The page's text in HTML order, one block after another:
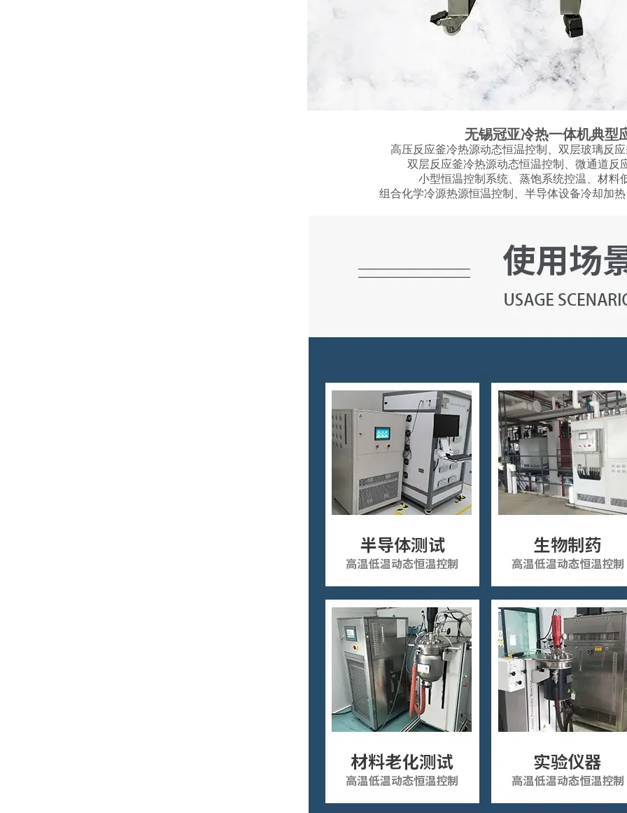
无锡冠亚冷热一体机典型
高压反应釜冷热源动态恒温控制、双层玻璃反
双层反应釜冷热源动态恒温控制、微通道反
小型恒温控制系统、蒸饱系统控温、材料
组合化学冷源热源恒温控制、半导体设备冷却加